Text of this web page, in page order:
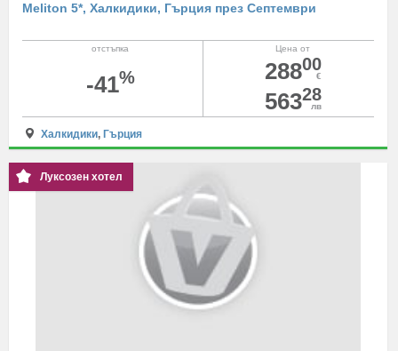
Meliton 5*, Халкидики, Гърция през Септември
Цена от
28800
€
56328
лв
отстъпка
-41%
Халкидики, Гърция
Луксозен хотел